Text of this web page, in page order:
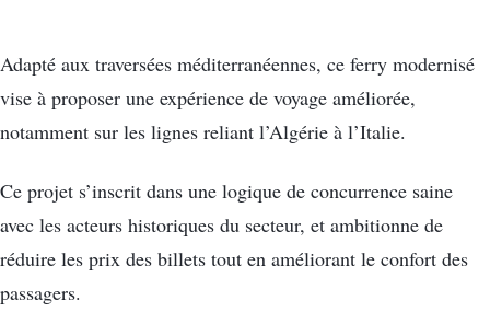
Adapté aux traversées méditerranéennes, ce ferry modernisé
vise à proposer une expérience de voyage améliorée,
notamment sur les lignes reliant l’Algérie à l’Italie.
Ce projet s’inscrit dans une logique de concurrence saine
avec les acteurs historiques du secteur, et ambitionne de
réduire les prix des billets tout en améliorant le confort des
passagers.